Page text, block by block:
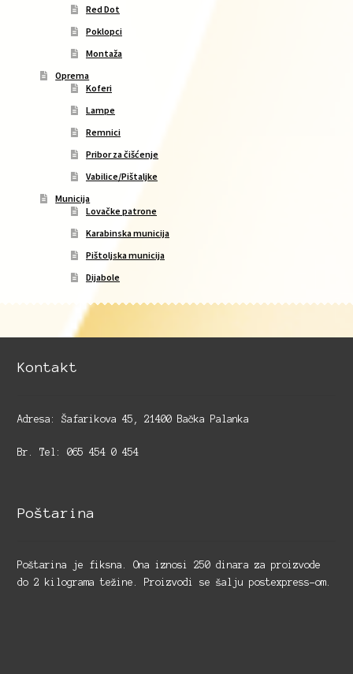
Red Dot
Poklopci
Montaža
Oprema
Koferi
Lampe
Remnici
Pribor za čišćenje
Vabilice/Pištaljke
Municija
Lovačke patrone
Karabinska municija
Pištoljska municija
Dijabole
Kontakt
Adresa: Šafarikova 45, 21400 Bačka Palanka
Br. Tel: 065 454 0 454
Poštarina
Poštarina je fiksna. Ona iznosi 250 dinara za proizvode
do 2 kilograma težine. Proizvodi se šalju postexpress-om.